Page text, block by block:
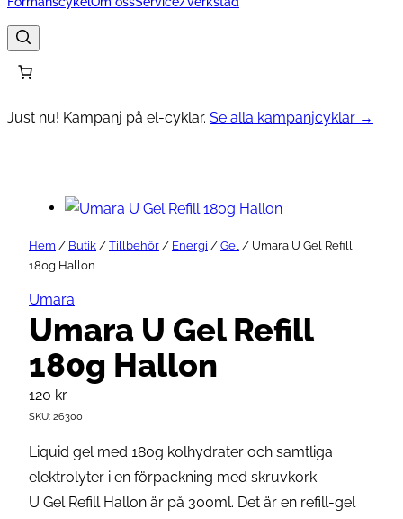
Just nu! Kampanj på el-cyklar. Se alla kampanjcyklar →
Hem / Butik / Tillbehör / Energi / Gel / Umara U Gel Refill
180g Hallon
Umara
Umara U Gel Refill
180g Hallon
120 kr
SKU: 26300
Liquid gel med 180g kolhydrater och samtliga
elektrolyter i en förpackning med skruvkork.
U Gel Refill Hallon är på 300ml. Det är en refill-gel